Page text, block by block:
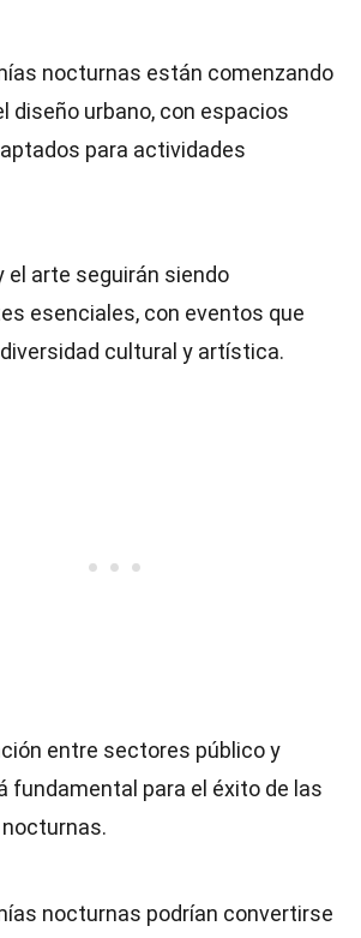
nocturnas están comenzando
diseño urbano, con espacios
para actividades
el arte seguirán siendo
esenciales, con eventos que
cultural y artística.
entre sectores público y
fundamental para el éxito de las
nocturnas podrían convertirse